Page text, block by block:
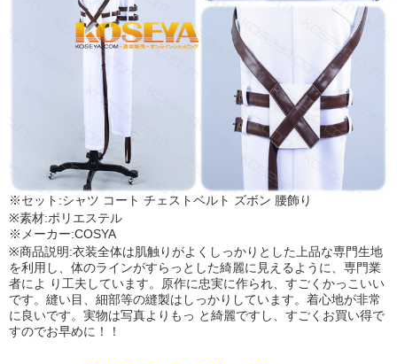
※セット:シャツ コート チェストベルト ズボン 腰飾り
※素材:ポリエステル
※メーカー:COSYA
※商品説明:衣装全体は肌触りがよくしっかりとした上品な専門生地
を利用し、体のラインがすらっとした綺麗に見えるように、専門業
者によ り工夫しています。原作に忠実に作られ、すごくかっこいい
です。縫い目、細部等の縫製はしっかりしています。着心地が非常
に良いです。実物は写真よりもっ と綺麗ですし、すごくお買い得で
すのでお早めに！！